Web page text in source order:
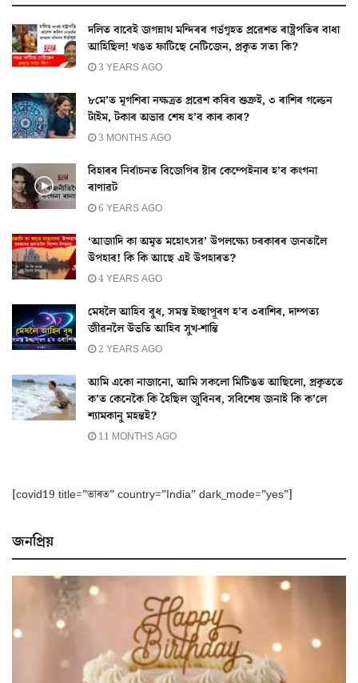
দলিত বাবেই জগন্নাথ মন্দিৰৰ গৰ্ভগৃহত প্ৰৱেশত ৰাষ্ট্ৰপতিৰ বাধা
আহিছিল! খঙত ফাটিছে নেটিজেন, প্ৰকৃত সত্য কি?
3 YEARS AGO
৮মে’ত মৃগশিৰা নক্ষত্ৰত প্ৰৱেশ কৰিব শুক্ৰই, ৩ ৰাশিৰ গল্ডেন
টাইম, টকাৰ অভাৱ শেষ হ’ব কাৰ কাৰ?
3 MONTHS AGO
বিহাৰৰ নিৰ্বাচনত বিজেপিৰ ষ্টাৰ কেম্পেইনাৰ হ’ব কংগনা
ৰাণাৱট
6 YEARS AGO
‘আজাদি কা অমৃত মহোৎসৱ’ উপলক্ষ্যে চৰকাৰৰ জনতালৈ
উপহাৰ! কি কি আছে এই উপহাৰত?
4 YEARS AGO
মেষলৈ আহিব বুধ, সমস্ত ইচ্ছাপূৰণ হ’ব ৩ৰাশিৰ, দাম্পত্য
জীৱনলৈ উভতি আহিব সুখ-শান্তি
2 YEARS AGO
আমি একো নাজানো, আমি সকলো মিটিঙত আছিলো, প্ৰকৃততে
ক’ত কেনেকৈ কি হৈছিল জুবিনৰ, সবিশেষ জনাই কি ক’লে
শ্যামকানু মহন্তই?
11 MONTHS AGO
[covid19 title=”ভাৰত” country=”India” dark_mode=”yes”]
জনপ্ৰিয়